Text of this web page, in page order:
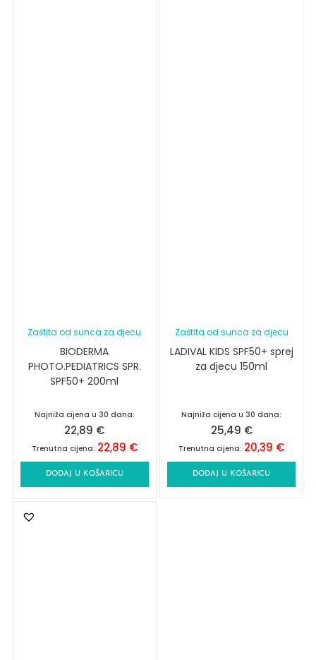
Zaštita od sunca za djecu
BIODERMA
PHOTO.PEDIATRICS SPR.
SPF50+ 200ml
Najniža cijena u 30 dana:
22,89 €
Trenutna cijena: 22,89 €
DODAJ U KOŠARICU
Zaštita od sunca za djecu
LADIVAL KIDS SPF50+ sprej
za djecu 150ml
Najniža cijena u 30 dana:
25,49 €
Trenutna cijena: 20,39 €
DODAJ U KOŠARICU